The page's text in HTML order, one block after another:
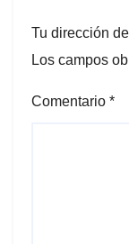
Tu dirección
Los campos
Comentario *